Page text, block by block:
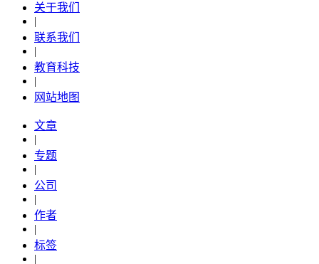
关于我们
|
联系我们
|
教育科技
|
网站地图
文章
|
专题
|
公司
|
作者
|
标签
|